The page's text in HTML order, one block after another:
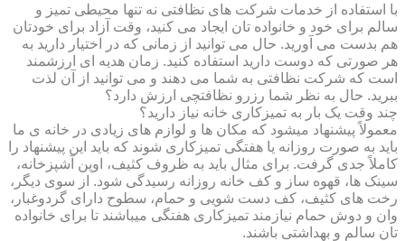
با استفاده از خدمات شرکت های نظافتی نه تنها محیطی تمیز و
سالم برای خود و خانواده تان ایجاد می کنید، وقت آزاد برای خودتان
هم بدست می آورید. حال می توانید از زمانی که در اختیار دارید به
هر صورتی که دوست دارید استفاده کنید. زمان هدیه ای ارزشمند
است که شرکت نظافتی به شما می دهند و می توانید از آن لذت
ببرید. حال به نظر شما رزرو نظافتچی ارزش دارد؟
چند وقت یک بار به تمیزکاری خانه نیاز دارید؟
معمولاً پیشنهاد میشود که مکان ها و لوازم های زیادی در خانه ی ما
باید به صورت روزانه یا هفتگی تمیزکاری شوند که باید این پیشنهاد را
کاملاً جدی گرفت. برای مثال باید به ظروف کثیف، اوپن آشپزخانه،
سینک ها، قهوه ساز و کف خانه روزانه رسیدگی شود. از سوی دیگر،
رخت های کثیف، کف دست شویی و حمام، سطوح دارای گردوغبار،
وان و دوش حمام نیازمند تمیزکاری هفتگی میباشند تا برای خانواده
تان سالم و بهداشتی باشند.